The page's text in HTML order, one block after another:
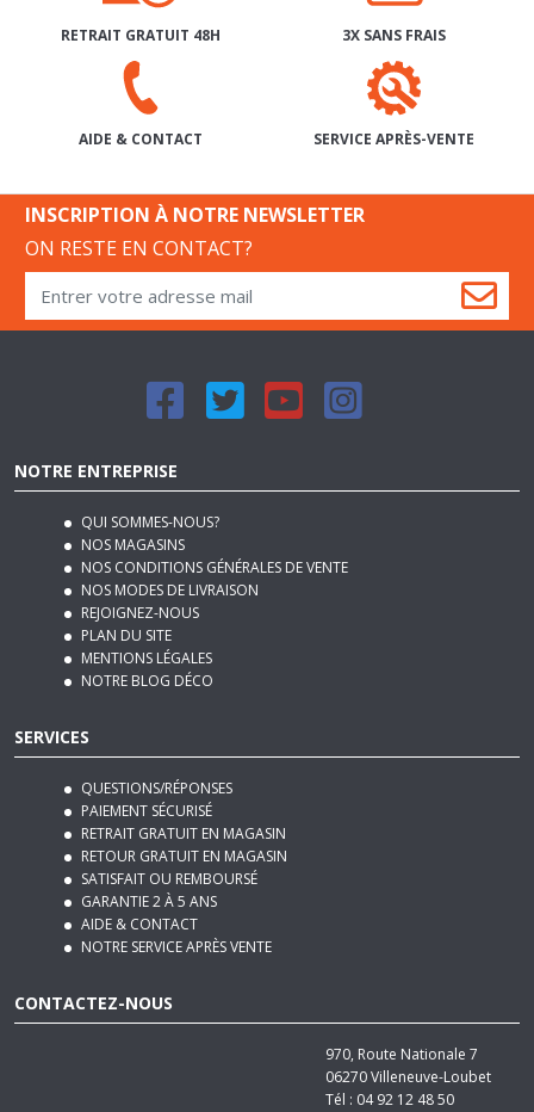
AIDE & CONTACT SERVICE APRÈS-VENTE
ON RESTE EN CONTACT?
NOTRE ENTREPRISE
QUI SOMMES-NOUS?
NOS MAGASINS
NOS MODES DE LIVRAISON
REJOIGNEZ-NOUS
PLAN DU SITE
MENTIONS LÉGALES
NOTRE BLOG DÉCO
SERVICES
QUESTIONS/RÉPONSES
PAIEMENT SÉCURISÉ
RETRAIT GRATUIT EN MAGASIN
RETOUR GRATUIT EN MAGASIN
SATISFAIT OU REMBOURSÉ
GARANTIE 2 À 5 ANS
AIDE & CONTACT
NOTRE SERVICE APRÈS VENTE
CONTACTEZ-NOUS
06270Villeneuve-Loubet
Email :contact@basika.fr